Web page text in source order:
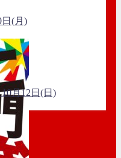
(月)
月12日(日)